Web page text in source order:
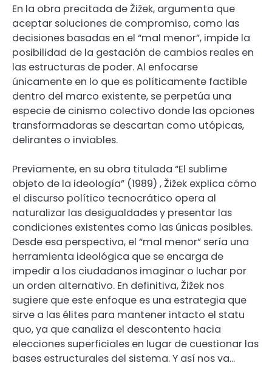
En la obra precitada de Žižek, argumenta que
aceptar soluciones de compromiso, como las
decisiones basadas en el “mal menor”, impide la
posibilidad de la gestación de cambios reales en
las estructuras de poder. Al enfocarse
únicamente en lo que es políticamente factible
dentro del marco existente, se perpetúa una
especie de cinismo colectivo donde las opciones
transformadoras se descartan como utópicas,
delirantes o inviables.
Previamente, en su obra titulada “El sublime
objeto de la ideología” (1989) , Žižek explica cómo
el discurso político tecnocrático opera al
naturalizar las desigualdades y presentar las
condiciones existentes como las únicas posibles.
Desde esa perspectiva, el “mal menor” sería una
herramienta ideológica que se encarga de
impedir a los ciudadanos imaginar o luchar por
un orden alternativo. En definitiva, Žižek nos
sugiere que este enfoque es una estrategia que
sirve a las élites para mantener intacto el statu
quo, ya que canaliza el descontento hacia
elecciones superficiales en lugar de cuestionar las
bases estructurales del sistema. Y así nos va…